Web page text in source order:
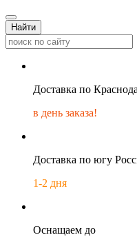
Найти
Доставка по
в день заказа!
Доставка по югу
1-2 дня
Оснащаем до